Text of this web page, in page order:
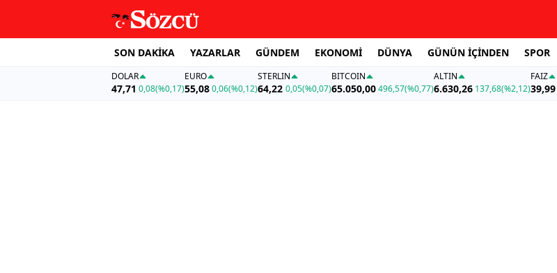
SON DAKİKA YAZARLAR GÜNDEM EKONOMİ DÜNYA GÜNÜN İÇİNDEN SPOR
DOLAR
47,71 0,08(%0,17)
EURO
55,08 0,06(%0,12)
STERLIN
64,22 0,05(%0,07)
BITCOIN
65.050,00496,57(%0,77)
ALTIN
6.630,26 137,68(%2,12)
FAİZ
39,99